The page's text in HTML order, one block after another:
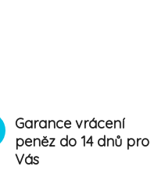
Garance vrácení
peněz do 14 dnů pro
Vás